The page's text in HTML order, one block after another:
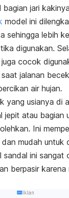
jari
model ini
sehingga lebih
digunakan.
cocok
jalanan
air hujan.
yang usianya di
atau bagian
Ini
mudah untuk
sandal ini sangat
berpasir karena
Iklan